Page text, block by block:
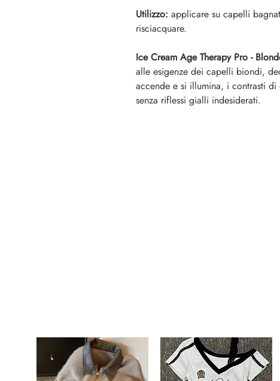
Utilizzo: applicare su capelli
risciacquare.
Ice Cream Age Therapy Pro -
alle esigenze dei capelli biondi,
accende e si illumina, i contrasti
senza riflessi gialli indesiderati.